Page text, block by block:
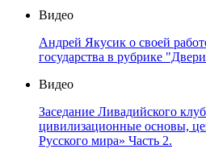
Видео
Андрей Якусик о своей
государства в рубрике
Видео
Заседание Ливадийского
цивилизационные основы,
Русского мира» Часть 2.